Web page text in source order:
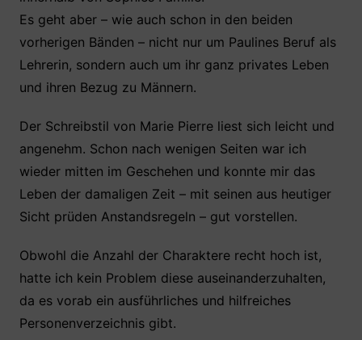
Es geht aber – wie auch schon in den beiden
vorherigen Bänden – nicht nur um Paulines Beruf als
Lehrerin, sondern auch um ihr ganz privates Leben
und ihren Bezug zu Männern.
Der Schreibstil von Marie Pierre liest sich leicht und
angenehm. Schon nach wenigen Seiten war ich
wieder mitten im Geschehen und konnte mir das
Leben der damaligen Zeit – mit seinen aus heutiger
Sicht prüden Anstandsregeln – gut vorstellen.
Obwohl die Anzahl der Charaktere recht hoch ist,
hatte ich kein Problem diese auseinanderzuhalten,
da es vorab ein ausführliches und hilfreiches
Personenverzeichnis gibt.